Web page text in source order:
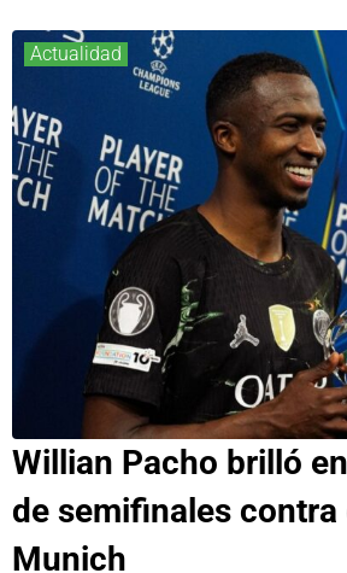
Actualidad
Willian Pacho brilló
de semifinales contra
Munich